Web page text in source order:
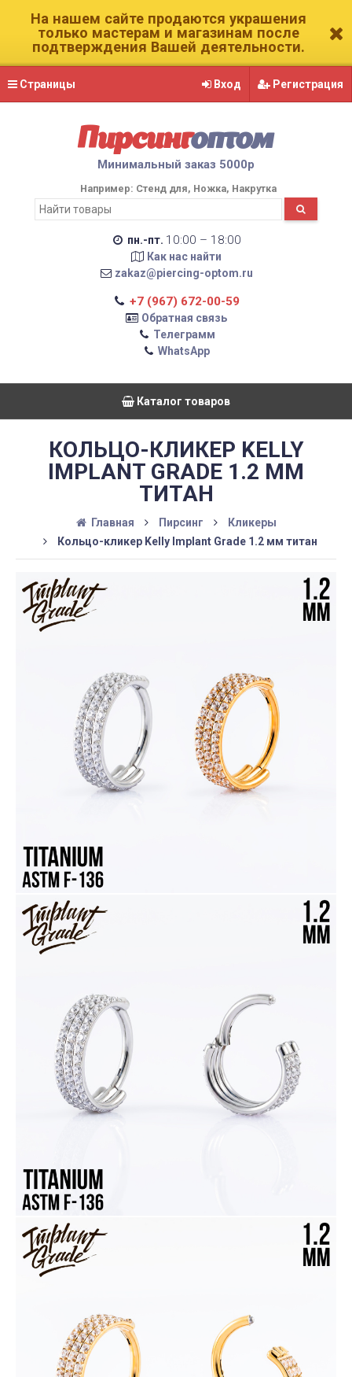
На нашем сайте продаются украшения
только мастерам и магазинам после
подтверждения Вашей деятельности.
Страницы Вход Регистрация
Пирсингоптом
Минимальный заказ 5000р
Например: Стенд для Ножка Накрутка
пн.-пт. 10:00 – 18:00
Как нас найти
zakaz@piercing-optom.ru
+7 (967) 672-00-59
Обратная связь
Телеграмм
WhatsApp
Каталог товаров
КОЛЬЦО-КЛИКЕР KELLY
IMPLANT GRADE 1.2 ММ
ТИТАН
Главная Пирсинг
Кликеры
Кольцо-кликер Kelly Implant Grade 1.2 мм титан